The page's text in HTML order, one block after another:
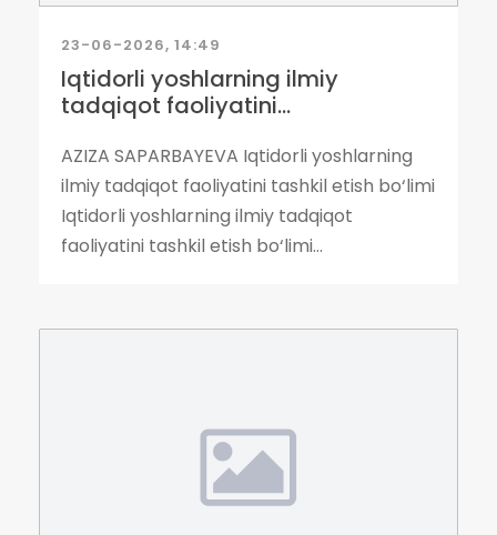
23-06-2026, 14:49
Iqtidorli yoshlarning ilmiy
tadqiqot faoliyatini...
AZIZA SAPARBAYEVA Iqtidorli yoshlarning
ilmiy tadqiqot faoliyatini tashkil etish bo‘limi
Iqtidorli yoshlarning ilmiy tadqiqot
faoliyatini tashkil etish bo‘limi...